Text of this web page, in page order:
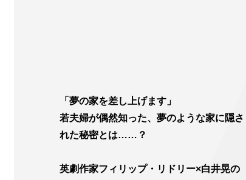
「夢の家を差し上げます」
若夫婦が偶然知った、夢のような家に隠さ
れた秘密とは……？
英劇作家フィリップ・リドリー×白井晃の